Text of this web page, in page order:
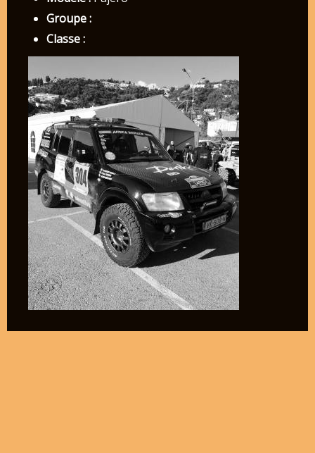
Groupe :
Classe :